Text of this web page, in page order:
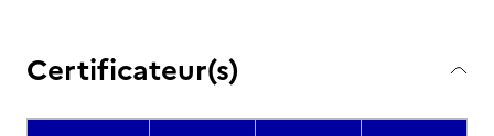
Certificateur(s)